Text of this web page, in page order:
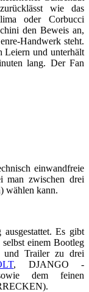
wie das
oder Corbucci
den Beweis an,
Handwerk steht.
Leiern und unterhält
lang. Der Fan
einwandfreie
man zwischen drei
wählen kann.
Es gibt
einem Bootleg
und Trailer zu drei
, DJANGO -
dem feinen